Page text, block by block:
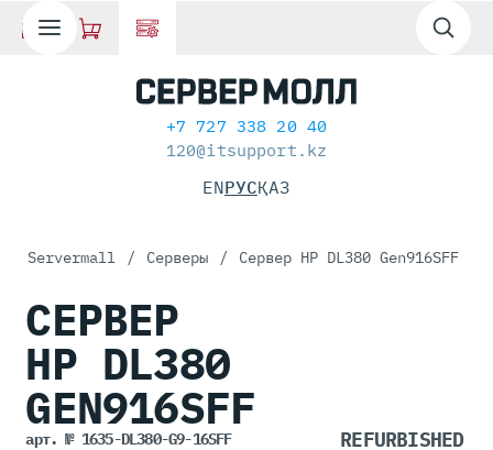
+7 727 338 20 40
120@itsupport.kz
ENРУСҚАЗ
Servermall / Серверы / Сервер HP DL380 Gen916SFF
СЕРВЕР
HP DL380
GEN916SFF
арт. № 1635-DL380-G9-16SFF